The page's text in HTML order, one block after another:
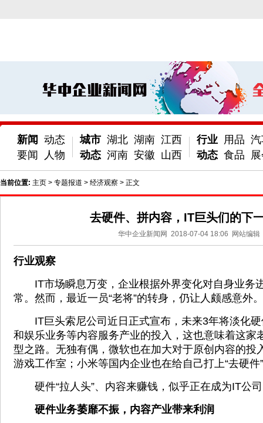
新闻
要闻
动态
人物
城市
动态
湖北 湖南 江西
河南 安徽 山西
行业
动态
用品
食品
当前位置: 主页 > 专题报道 > 经济观察 > 正文
去硬件、拼内容，IT巨头们的下
华中企业新闻网 2018-07-04 18:06 网站编辑
行业观察
IT市场瞬息万变，企业根据外界变化对自身业务
常。然而，最近一员“老将”的转身，仍让人颇感意外。
IT巨头索尼公司近日正式宣布，未来3年将淡化硬
和娱乐业务等内容服务产业的投入，这也意味着这家
型之路。无独有偶，微软也在加大对于原创内容的投
游戏工作室；小米等国内企业也在给自己打上“去硬件
硬件“拉人头”、内容来赚钱，似乎正在成为IT公
硬件业务萎靡不振，内容产业带来利润